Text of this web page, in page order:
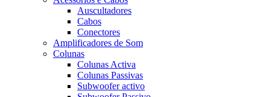
Auscultadores
Cabos
Conectores
Amplificadores de Som
Colunas
Colunas Activa
Colunas Passivas
Subwoofer activo